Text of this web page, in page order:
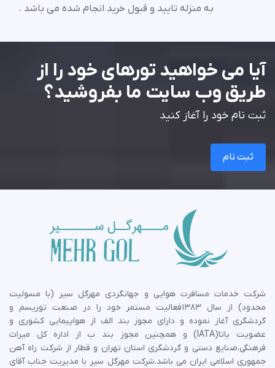
به منزله تایید و قبول خرید انجام شده می باشد .
آیا می خواهید تورهای خود را از
طریق وب سایت ما بفروشید؟
ثبت نام خود را آغاز کنید
ثبت نام
شرکت خدمات مسافرت هوایی و جهانگردی مهرگل سیر (با مسولیت
محدود) از سال 1383فعالیت مستمر خود را در صنعت توریسم و
گردشگری آغاز نموده و دارای مجوز بند الف از هواپیمایی کشوری و
عضویت یاتا(IATA) و همچنین مجوز بند ب از اداره کل میراث
فرهنگی،صنایع دستی و گردشگری استان تهران و قطار از شرکت راه آهن
جمهوری اسلامی ایران می باشد.شرکت مهرگل سیر با مدیریت جناب آقای